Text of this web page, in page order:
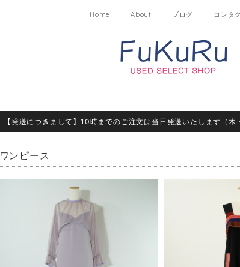
Home About ブログ コンタ
【発送につきまして】10時までのご注文は当日発送いたします（木
ワンピース